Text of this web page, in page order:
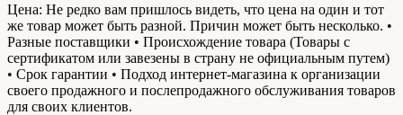
Цена: Не редко вам пришлось видеть, что цена на один и тот
же товар может быть разной. Причин может быть несколько. •
Разные поставщики • Происхождение товара (Товары с
сертификатом или завезены в страну не официальным путем)
• Срок гарантии • Подход интернет-магазина к организации
своего продажного и послепродажного обслуживания товаров
для своих клиентов.